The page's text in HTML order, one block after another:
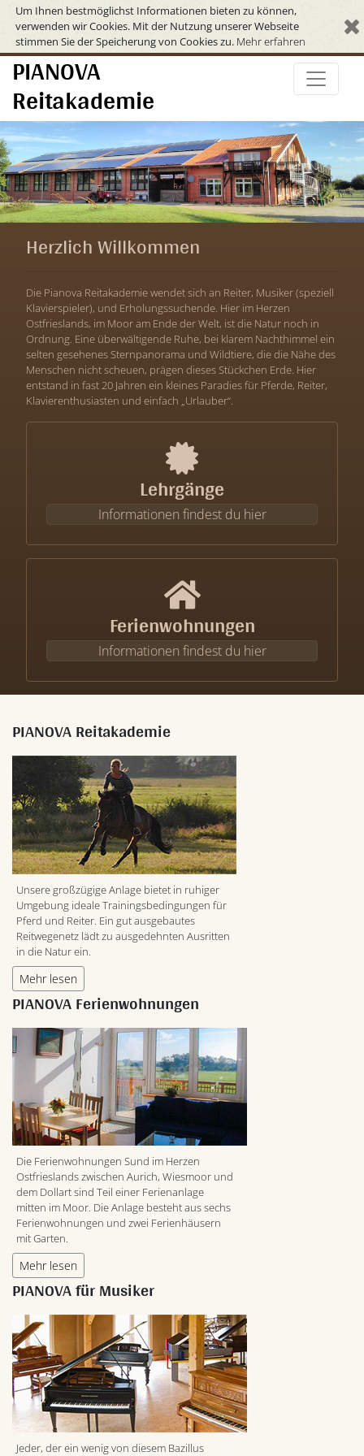
Um Ihnen bestmöglichst Informationen bieten zu können,
verwenden wir Cookies. Mit der Nutzung unserer Webseite
stimmen Sie der Speicherung von Cookies zu. Mehr erfahren
PIANOVA
Reitakademie
Herzlich Willkommen
Die Pianova Reitakademie wendet sich an Reiter, Musiker (speziell
Klavierspieler), und Erholungssuchende. Hier im Herzen
Ostfrieslands, im Moor am Ende der Welt, ist die Natur noch in
Ordnung. Eine überwältigende Ruhe, bei klarem Nachthimmel ein
selten gesehenes Sternpanorama und Wildtiere, die die Nähe des
Menschen nicht scheuen, prägen dieses Stückchen Erde. Hier
entstand in fast 20 Jahren ein kleines Paradies für Pferde, Reiter,
Klavierenthusiasten und einfach „Urlauber“.
Lehrgänge
Informationen findest du hier
Ferienwohnungen
Informationen findest du hier
PIANOVA Reitakademie
Unsere großzügige Anlage bietet in ruhiger
Umgebung ideale Trainingsbedingungen für
Pferd und Reiter. Ein gut ausgebautes
Reitwegenetz lädt zu ausgedehnten Ausritten
in die Natur ein.
Mehr lesen
PIANOVA Ferienwohnungen
Die Ferienwohnungen Sund im Herzen
Ostfrieslands zwischen Aurich, Wiesmoor und
dem Dollart sind Teil einer Ferienanlage
mitten im Moor. Die Anlage besteht aus sechs
Ferienwohnungen und zwei Ferienhäusern
mit Garten.
Mehr lesen
PIANOVA für Musiker
Jeder, der ein wenig von diesem Bazillus